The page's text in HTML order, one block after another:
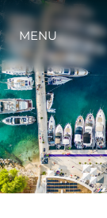
MENU